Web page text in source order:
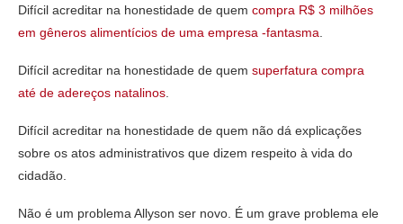
Difícil acreditar na honestidade de quem compra R$ 3 milhões
em gêneros alimentícios de uma empresa -fantasma.
Difícil acreditar na honestidade de quem superfatura compra
até de adereços natalinos.
Difícil acreditar na honestidade de quem não dá explicações
sobre os atos administrativos que dizem respeito à vida do
cidadão.
Não é um problema Allyson ser novo. É um grave problema ele